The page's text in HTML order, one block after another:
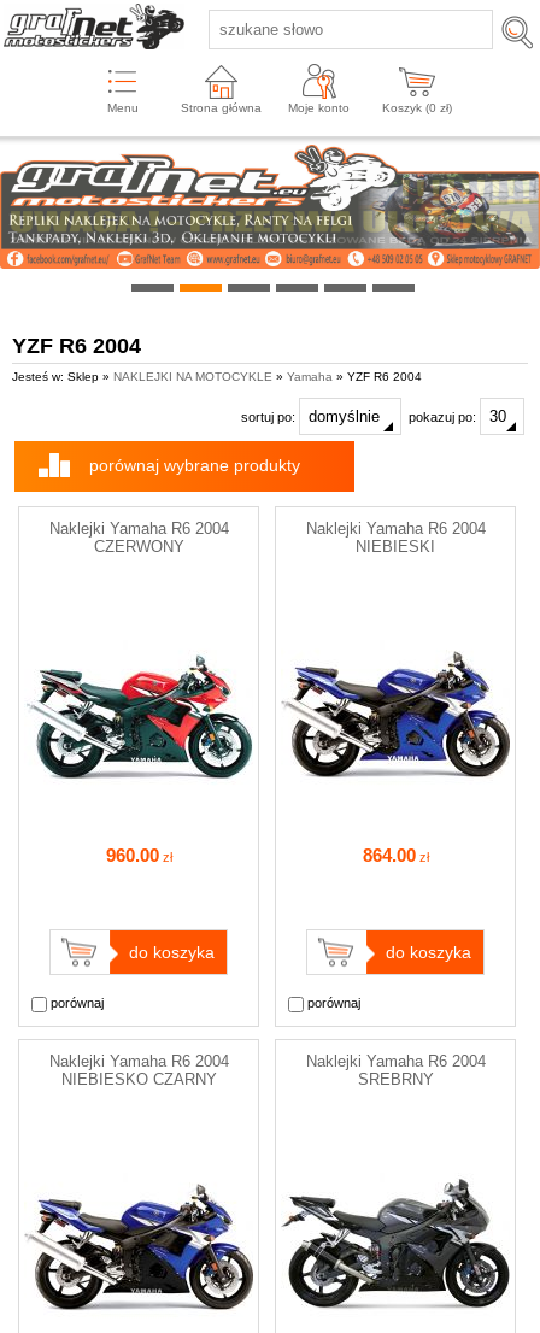
Menu Strona główna Moje konto Koszyk (0 zł)
YZF R6 2004
Jesteś w: Sklep » NAKLEJKI NA MOTOCYKLE » Yamaha » YZF R6 2004
pokazuj po:
sortuj po:
porównaj wybrane produkty
Naklejki Yamaha R6 2004
CZERWONY
960.00 zł
do koszyka
porównaj
Naklejki Yamaha R6 2004
NIEBIESKI
864.00 zł
do koszyka
porównaj
Naklejki Yamaha R6 2004
NIEBIESKO CZARNY
Naklejki Yamaha R6 2004
SREBRNY